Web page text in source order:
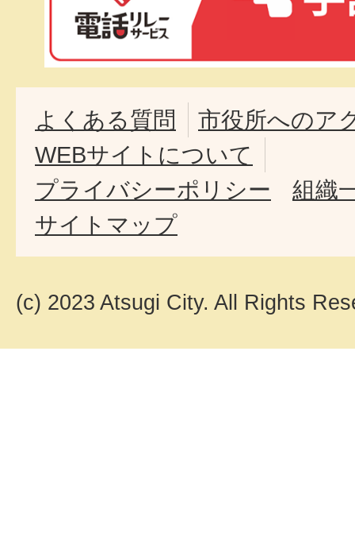
よくある質問
市役所へのア
WEBサイトについて
プライバシーポリシー
組織
サイトマップ
(c) 2023 Atsugi City. All Rights